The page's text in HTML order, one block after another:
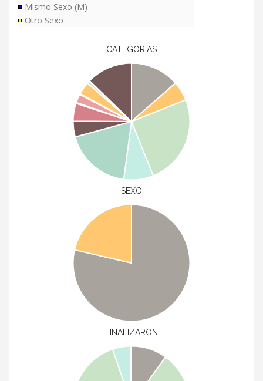
Mismo Sexo (M)
Otro Sexo
CATEGORIAS
SEXO
FINALIZARON